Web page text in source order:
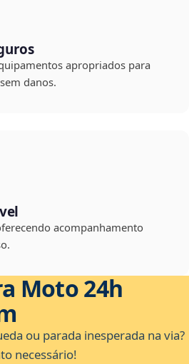
apropriados para
danos.
acompanhamento
Moto 24h
ou parada inesperada na via?
necessário!